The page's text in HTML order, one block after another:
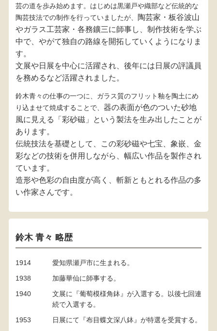
芸の道を歩み始めます。はじめは黒瀬戸や織部など伝統的な
陶芸技法での制作を行っていましたが、
陶芸家・板谷波山
やガラス工芸家・ 各務鑛三に師事し、制作技術を学ぶ
中で、 やがて独自の路線を開拓していくようになりま
す。
文展や日展を中心に活躍され、後年には日展の評議員
を務めるなど活躍されました。
鈴木青々の仕事の一つに、ガラス質のフリット釉を陶土にめ
り込ませて焼成することで、 器の表面が色のついた砂地
風に見える「 彩砂磁」という製法を生み出したことが
あります。
伝統技法を基礎として、この彩砂磁や七宝、象嵌、金
彩などの技術を併用しながら、幅広い作品を製作され
ています。
造形や色彩の自由度が高く、斬新ともとれる作品の多
い作家さんです。
鈴木 青々 略歴
1914
愛知県瀬戸市に生まれる。
1938
加藤華仙に師事する。
1940
文展に『葡萄模様角鉢』が入選する。以後七回連
続で入選する。
1953
日展にて『布目蝶文深八鉢』が特選を受賞する。